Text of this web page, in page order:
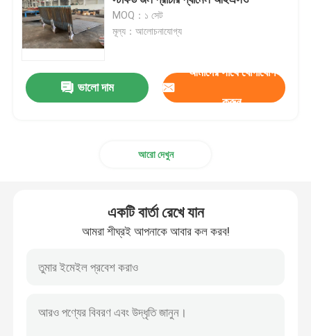
সর্পিল ফিন টিউব
এক্সট্রুড ফিন টিউব
সুপারহিটার এবং রিহিটার
MOQ：১ সেট
মূল্য：আলোচনাযোগ্য
ভালো দাম
আমাদের সাথে যোগাযোগ
করুন
আরো দেখুন
একটি বার্তা রেখে যান
আমরা শীঘ্রই আপনাকে আবার কল করব!